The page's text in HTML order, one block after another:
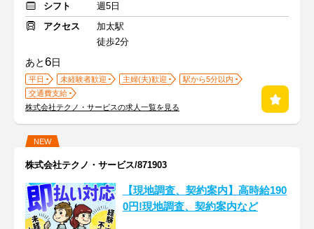
シフト
週5日
アクセス
加太駅
徒歩2分
あと6日
平日 未経験者歓迎 主婦(夫)歓迎
駅から5分以内
交通費支給
株式会社テクノ・サービスの求人一覧を見る
NEW
株式会社テクノ・サービス/871903
【現地調査、契約案内】高時給190
0円!現地調査、契約案内など